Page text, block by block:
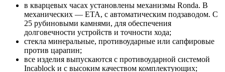
в кварцевых часах установлены механизмы Ronda. В
механических — ETA, с автоматическим подзаводом. С
25 рубиновыми камнями, для обеспечения
долговечности устройств и точности хода;
cтекла минеральные, противоударные или сапфировые
против царапин;
все изделия выпускаются с противоударной системой
Incablock и с высоким качеством комплектующих;